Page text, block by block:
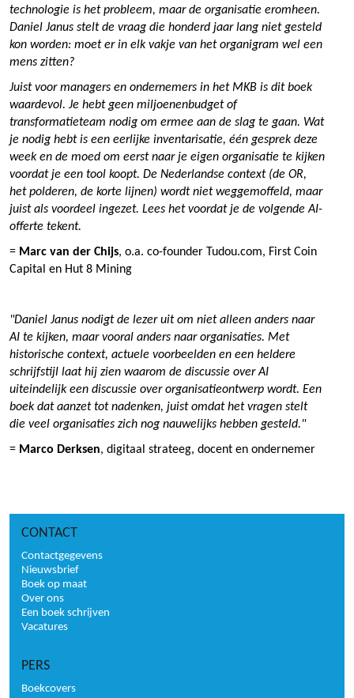
technologie is het probleem, maar de organisatie eromheen.
Daniel Janus stelt de vraag die honderd jaar lang niet gesteld
kon worden: moet er in elk vakje van het organigram wel een
mens zitten?
Juist voor managers en ondernemers in het MKB is dit boek
waardevol. Je hebt geen miljoenenbudget of
transformatieteam nodig om ermee aan de slag te gaan. Wat
je nodig hebt is een eerlijke inventarisatie, één gesprek deze
week en de moed om eerst naar je eigen organisatie te kijken
voordat je een tool koopt. De Nederlandse context (de OR,
het polderen, de korte lijnen) wordt niet weggemoffeld, maar
juist als voordeel ingezet. Lees het voordat je de volgende AI-
offerte tekent.
= Marc van der Chijs, o.a. co-founder Tudou.com, First Coin
Capital en Hut 8 Mining
"Daniel Janus nodigt de lezer uit om niet alleen anders naar
AI te kijken, maar vooral anders naar organisaties. Met
historische context, actuele voorbeelden en een heldere
schrijfstijl laat hij zien waarom de discussie over AI
uiteindelijk een discussie over organisatieontwerp wordt. Een
boek dat aanzet tot nadenken, juist omdat het vragen stelt
die veel organisaties zich nog nauwelijks hebben gesteld."
= Marco Derksen, digitaal strateeg, docent en ondernemer
CONTACT
Contactgegevens
Nieuwsbrief
Boek op maat
Over ons
Een boek schrijven
Vacatures
PERS
Boekcovers